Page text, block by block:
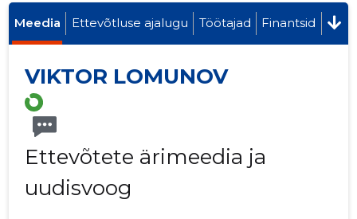
Meedia Ettevõtluse ajalugu Töötajad Finantsid
VIKTOR LOMUNOV
Ettevõtete ärimeedia ja
uudisvoog